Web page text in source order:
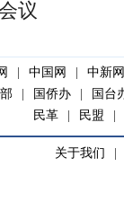
议
中国网
中新网
国侨办
国台
民革
民盟
关于我们